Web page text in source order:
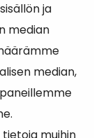
ja
median
median,
ja